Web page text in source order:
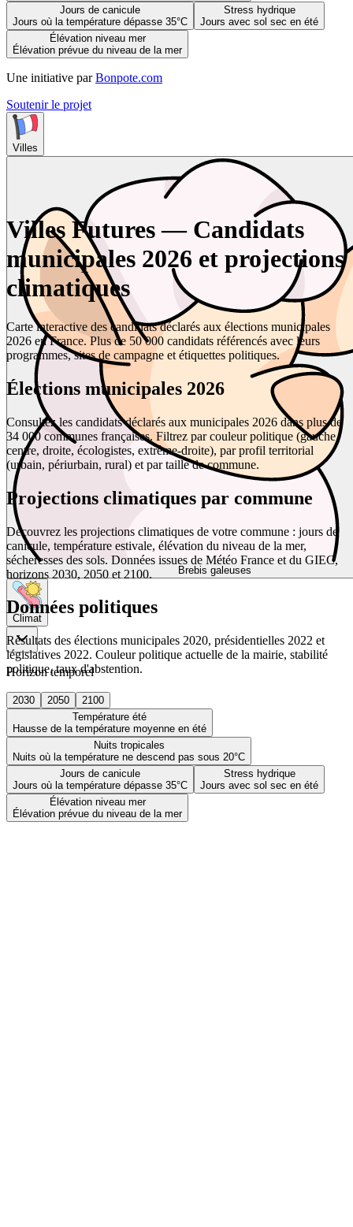
Jours de canicule
Jours où la température dépasse 35°C
Stress hydrique
Jours avec sol sec en été
Élévation niveau mer
Élévation prévue du niveau de la mer
Une initiative par Bonpote.com
Soutenir le projet
Villes
Brebis galeuses
Climat
Horizon temporel
2030 2050
2100
Température été
Hausse de la température moyenne en été
Nuits tropicales
Nuits où la température ne descend pas sous 20°C
Jours de canicule
Jours où la température dépasse 35°C
Stress hydrique
Jours avec sol sec en été
Élévation niveau mer
Élévation prévue du niveau de la mer
Villes Futures — Candidats
municipales 2026 et projections
climatiques
Carte interactive des candidats déclarés aux élections municipales
2026 en France. Plus de 50 000 candidats référencés avec leurs
programmes, sites de campagne et étiquettes politiques.
Élections municipales 2026
Consultez les candidats déclarés aux municipales 2026 dans plus de
34 000 communes françaises. Filtrez par couleur politique (gauche,
centre, droite, écologistes, extrême-droite), par profil territorial
(urbain, périurbain, rural) et par taille de commune.
Projections climatiques par commune
Découvrez les projections climatiques de votre commune : jours de
canicule, température estivale, élévation du niveau de la mer,
sécheresses des sols. Données issues de Météo France et du GIEC,
horizons 2030, 2050 et 2100.
Données politiques
Résultats des élections municipales 2020, présidentielles 2022 et
législatives 2022. Couleur politique actuelle de la mairie, stabilité
politique, taux d'abstention.